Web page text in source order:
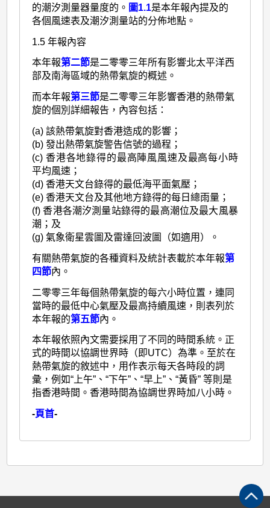
的潮汐測量器量度的。 圖1.1是本年報內提及的
各個風速表及潮汐測量站的分佈地點。
1.5 年報內容
本年報第二節是二零零三年所有影響北太平洋西
部及南海區域的熱帶氣旋的概述。
而本年報第三節是二零零三年影響香港的熱帶氣
旋的個別詳細報告，內容包括：
(a) 該熱帶氣旋對香港造成的影響；
(b) 發出熱帶氣旋警告信號的過程；
(c) 香港各地錄得的最高陣風風速及最高每小時
平均風速；
(d) 香港天文台錄得的最低海平面氣壓；
(e) 香港天文台及其他地方錄得的每日總雨量；
(f) 香港各潮汐測量站錄得的最高潮位及最大風暴
潮；及
(g) 氣象衛星雲圖及雷達回波圖（如適用）。
有關熱帶氣旋的各種資料及統計表載於本年報第
四節內。
二零零三年每個熱帶氣旋的每六小時位置，連同
當時的最低中心氣壓及最高持續風速，則表列於
本年報的第五節內。
本年報依照內文需要採用了不同的時間系統。正
式的時間以協調世界時（即UTC）為準。至於在
熱帶氣旋的敘述中，用作表示每天各時段的詞
彙，例如“上午”、“下午”、“早上”、“黃昏” 等則是
指香港時間。香港時間為協調世界時加八小時。
-頁首-